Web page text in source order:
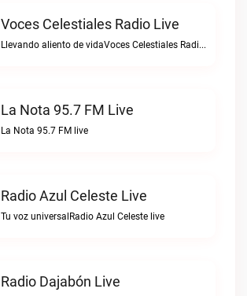
Voces Celestiales Radio Live
Llevando aliento de vidaVoces Celestiales Radio live
La Nota 95.7 FM Live
La Nota 95.7 FM live
Radio Azul Celeste Live
Tu voz universalRadio Azul Celeste live
Radio Dajabón Live